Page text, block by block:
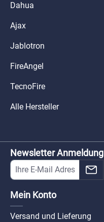
Dahua
Ajax
Jablotron
FireAngel
TecnoFire
Alle Hersteller
Newsletter Anmeldung
Mein Konto
Versand und Lieferung